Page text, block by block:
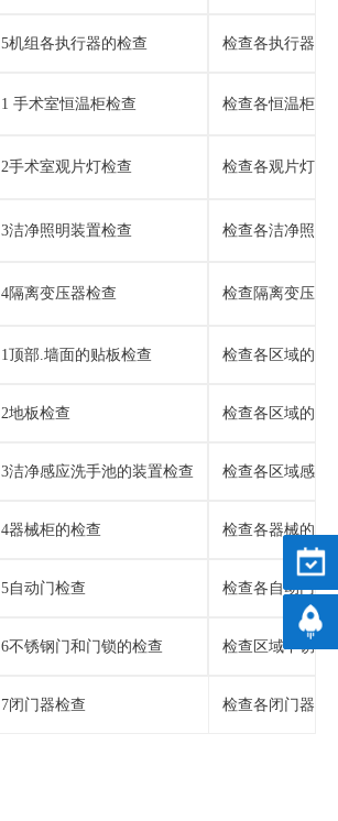
5机组各执行器的检查 检查各执行器驱
1 手术室恒温柜检查 检查各恒温柜的
2手术室观片灯检查 检查各观片灯的
3洁净照明装置检查 检查各洁净照明
4隔离变压器检查 检查隔离变压器
1顶部.墙面的贴板检查 检查各区域的贴
2地板检查 检查各区域的地
3洁净感应洗手池的装置检查 检查各区域感应
4器械柜的检查 检查各器械的装
5自动门检查 检查各自动门的
6不锈钢门和门锁的检查 检查区域不锈钢
7闭门器检查 检查各闭门器有
预约
返回